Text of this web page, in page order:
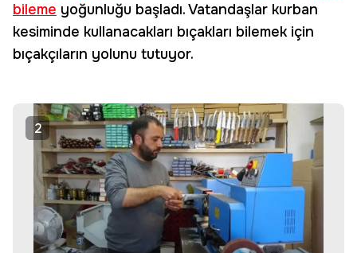
bileme yoğunluğu başladı. Vatandaşlar kurban
kesiminde kullanacakları bıçakları bilemek için
bıçakçıların yolunu tutuyor.
2